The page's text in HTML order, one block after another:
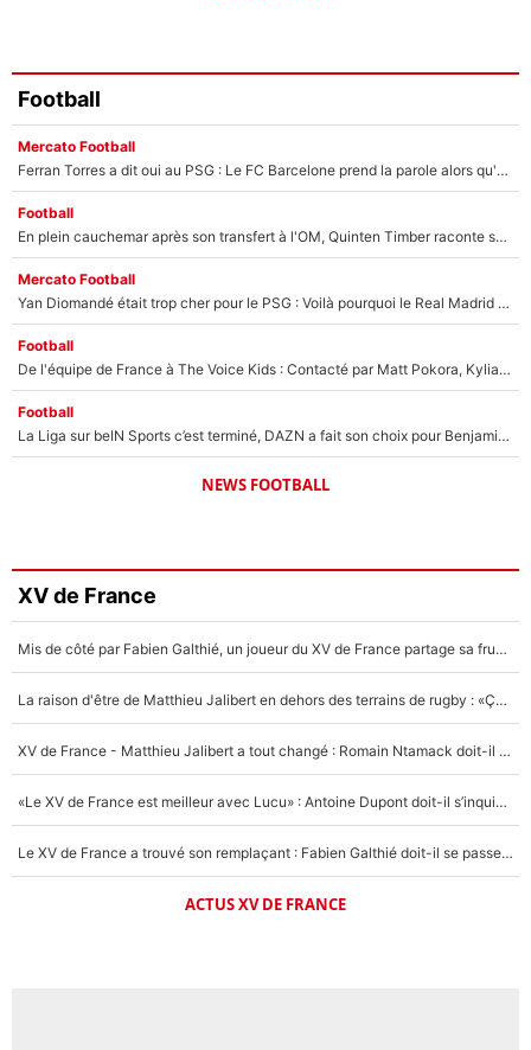
Football
Mercato Football
Ferran Torres a dit oui au PSG : Le FC Barcelone prend la parole alors qu'un transfert de l'attaquant espagnol prend forme
Football
En plein cauchemar après son transfert à l'OM, Quinten Timber raconte ses doutes après sa signature à Marseille
Mercato Football
Yan Diomandé était trop cher pour le PSG : Voilà pourquoi le Real Madrid a accepté de payer la somme record de 140M€ pour boucler son transfert !
Football
De l'équipe de France à The Voice Kids : Contacté par Matt Pokora, Kylian Mbappé a accepté de jouer un rôle inédit sur TF1 !
Football
La Liga sur beIN Sports c’est terminé, DAZN a fait son choix pour Benjamin Da Silva et Omar Da Fonseca !
NEWS FOOTBALL
XV de France
Mis de côté par Fabien Galthié, un joueur du XV de France partage sa frustration : «ils ne me l’ont pas dit tout de suite»
La raison d'être de Matthieu Jalibert en dehors des terrains de rugby : «Ça m'atteint autant que si tu touches à un membre de ma famille»
XV de France - Matthieu Jalibert a tout changé : Romain Ntamack doit-il s’inquiéter pour sa place à un an de la Coupe du monde ?
«Le XV de France est meilleur avec Lucu» : Antoine Dupont doit-il s’inquiéter pour sa place ?
Le XV de France a trouvé son remplaçant : Fabien Galthié doit-il se passer d'Antoine Dupont ?
ACTUS XV DE FRANCE